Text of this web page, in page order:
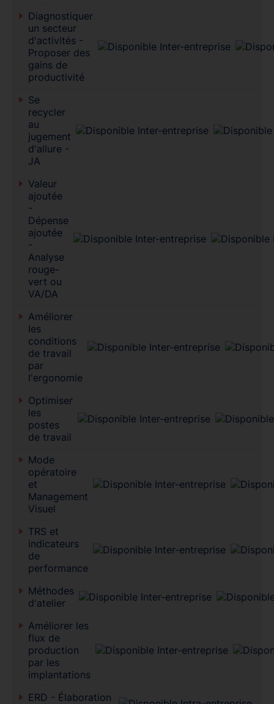
Diagnostiquer
un secteur
d'activités -
Proposer des
gains de
productivité
Se
recycler
au
jugement
d'allure -
JA
Valeur
ajoutée
-
Dépense
ajoutée
-
Analyse
rouge-
vert ou
VA/DA
Améliorer
les
conditions
de travail
par
l'ergonomie
Optimiser
les
postes
de travail
Mode
opératoire
et
Management
Visuel
TRS et
indicateurs
de
performance
Méthodes
d'atelier
Améliorer les
flux de
production
par les
implantations
ERD - Élaboration